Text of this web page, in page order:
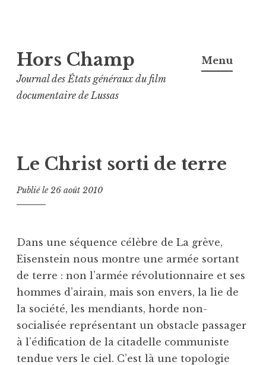
au
contenu
principal
Hors Champ
Journal des États généraux du film
documentaire de Lussas
Menu
Le Christ sorti de terre
Publié le26 août 2010
Dans une séquence célèbre de La grève,
Eisenstein nous montre une armée sortant
de terre : non l’armée révolutionnaire et ses
hommes d’airain, mais son envers, la lie de
la société, les mendiants, horde non-
socialisée représentant un obstacle passager
à l’édification de la citadelle communiste
tendue vers le ciel. C’est là une topologie